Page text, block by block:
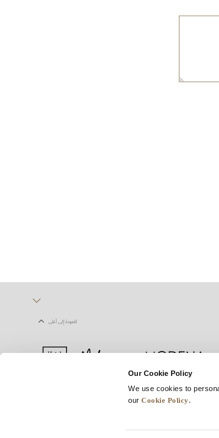
Our Cookie Policy
We use cookies to
ourCookie Policy.
للعودة إلى أعلى
الارتباط شروط الاستخدام